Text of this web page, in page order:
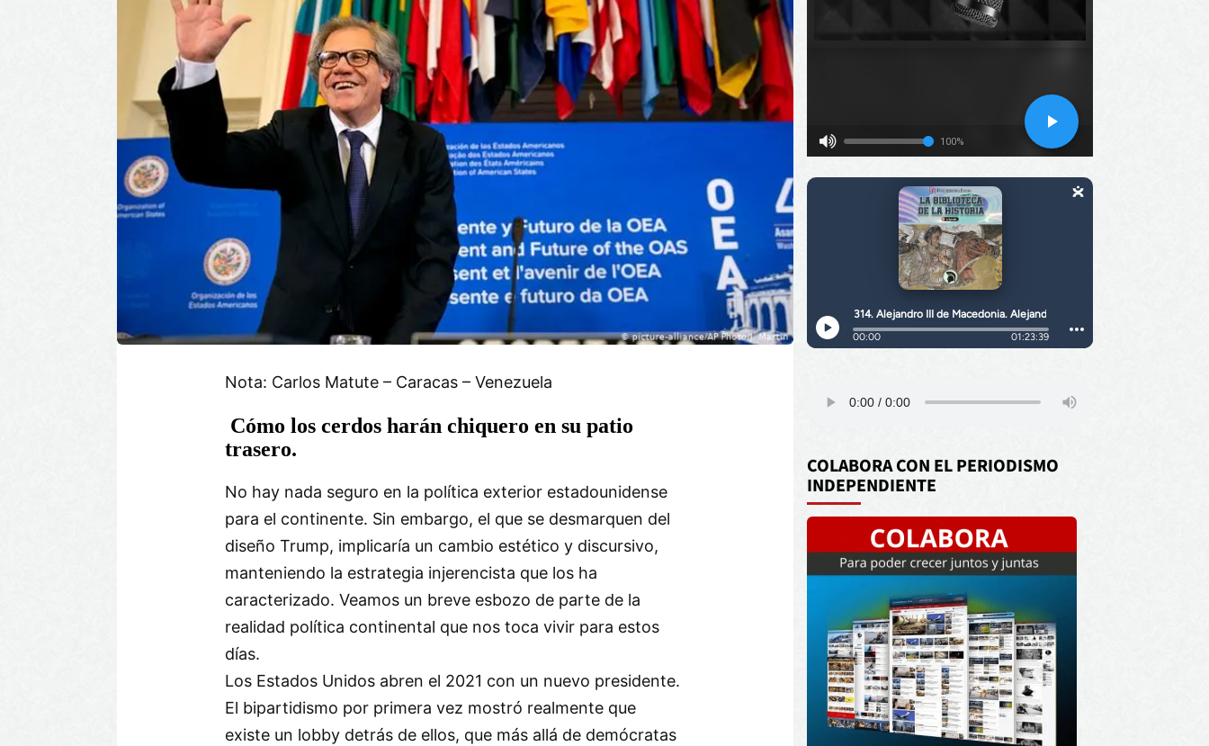
Nota: Carlos Matute – Caracas – Venezuela
Cómo los cerdos harán chiquero en su patio
trasero.
No hay nada seguro en la política exterior estadounidense
para el continente. Sin embargo, el que se desmarquen del
diseño Trump, implicaría un cambio estético y discursivo,
manteniendo la estrategia injerencista que los ha
caracterizado. Veamos un breve esbozo de parte de la
realidad política continental que nos toca vivir para estos
días.
Los Estados Unidos abren el 2021 con un nuevo presidente.
El bipartidismo por primera vez mostró realmente que
existe un lobby detrás de ellos, que más allá de demócratas
COLABORA CON EL PERIODISMO
INDEPENDIENTE